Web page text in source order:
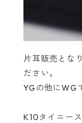
片耳販売とな
ださい。
YGの他にWG
K10タイニー